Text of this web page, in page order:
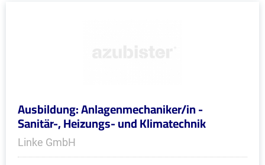
Ausbildung: Anlagenmechaniker/in -
Sanitär-, Heizungs- und Klimatechnik
Linke GmbH